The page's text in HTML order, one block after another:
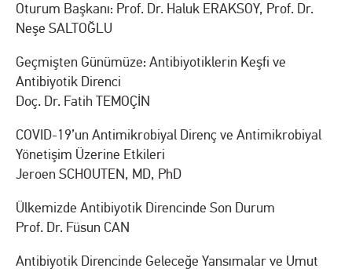
Oturum Başkanı: Prof. Dr. Haluk ERAKSOY, Prof. Dr.
Neşe SALTOĞLU
Geçmişten Günümüze: Antibiyotiklerin Keşfi ve
Antibiyotik Direnci
Doç. Dr. Fatih TEMOÇİN
COVID-19’un Antimikrobiyal Direnç ve Antimikrobiyal
Yönetişim Üzerine Etkileri
Jeroen SCHOUTEN, MD, PhD
Ülkemizde Antibiyotik Direncinde Son Durum
Prof. Dr. Füsun CAN
Antibiyotik Direncinde Geleceğe Yansımalar ve Umut